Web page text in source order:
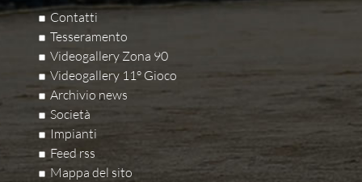
Contatti
Tesseramento
Videogallery Zona 90
Videogallery 11° Gioco
Archivio news
Società
Impianti
Feed rss
Mappa del sito